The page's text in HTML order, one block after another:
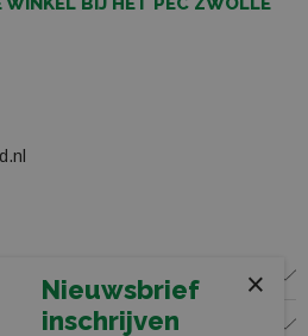
WINKEL ×
Nieuwsbrief
inschrijven